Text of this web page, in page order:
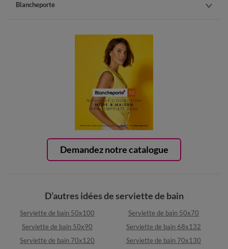
Demandez notre catalogue
Blancheporte
D’autres idées de serviette de bain
Serviette de bain 50x100
Serviette de bain 50x70
Serviette de bain 50x90
Serviette de bain 68x132
Serviette de bain 70x120
Serviette de bain 70x130